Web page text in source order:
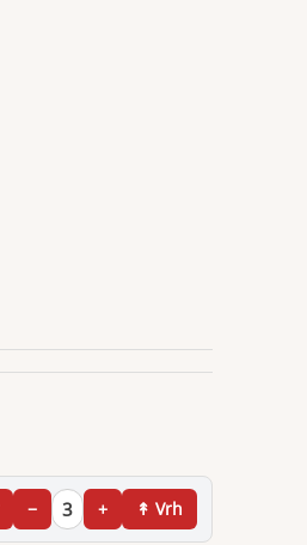
− 3 + ↟ Vrh